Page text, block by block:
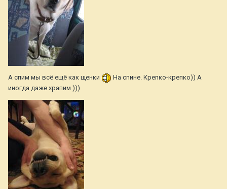
А спим мы всё ещё как щенки
На спине. Крепко-крепко)) А
иногда даже храпим )))